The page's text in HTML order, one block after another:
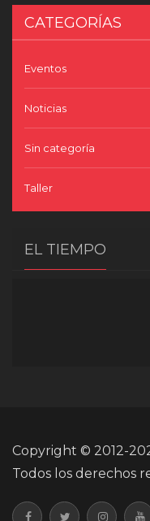
CATEGORÍAS
Eventos
Noticias
Sin categoría
Taller
EL TIEMPO
Copyright © 2012-
Todos los derechos